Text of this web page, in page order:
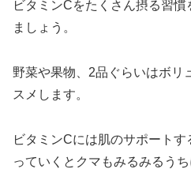
ビタミンCをたくさん摂る習
ましょう。
野菜や果物、2品ぐらいはボリ
スメします。
ビタミンCには肌のサポート
っていくとクマもみるみるうち